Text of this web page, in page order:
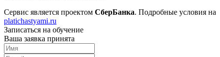
Сервис является проектом СберБанка. Подробные условия на
platichastyami.ru
Записаться на обучение
Ваша заявка принята